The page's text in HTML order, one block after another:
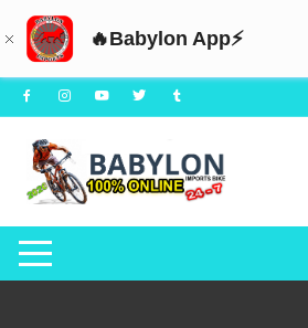
🔥Babylon App⚡
Saltar
al
contenido